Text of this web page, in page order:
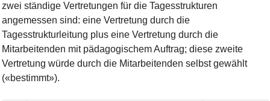
zwei ständige Vertretungen für die Tagesstrukturen
angemessen sind: eine Vertretung durch die
Tagesstrukturleitung plus eine Vertretung durch die
Mitarbeitenden mit pädagogischem Auftrag; diese zweite
Vertretung würde durch die Mitarbeitenden selbst gewählt
(«bestimmt»).